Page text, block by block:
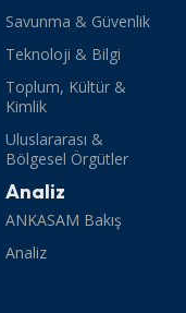
Savunma & Güvenlik
Teknoloji & Bilgi
Toplum, Kültür &
Kimlik
Uluslararası &
Bölgesel Örgütler
Analiz
ANKASAM Bakış
Analiz